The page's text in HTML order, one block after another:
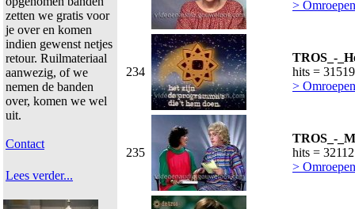
zetten we gratis voor
je over en komen
indien gewenst netjes
retour. Ruilmateriaal
aanwezig, of we
nemen de banden
over, komen we wel
uit.
Contact
Lees verder...
>
234
TROS_-
hits = 31519
>
235
TROS_-
hits = 32112
>